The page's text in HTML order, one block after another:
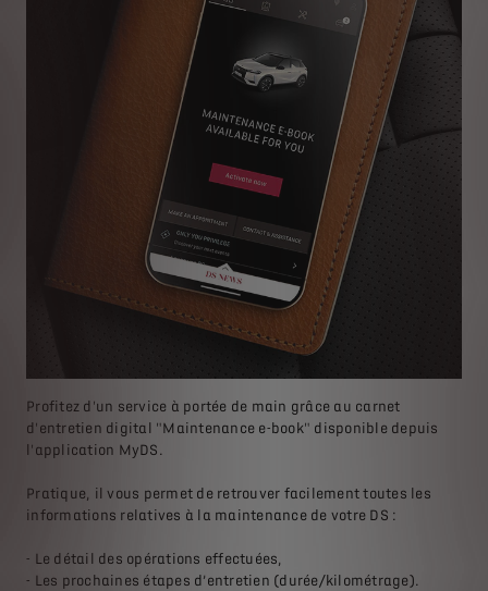
Profitez d'un service à portée de main grâce au carnet
d'entretien digital "Maintenance e-book" disponible depuis
l'application MyDS.
Pratique, il vous permet de retrouver facilement toutes les
informations relatives à la maintenance de votre DS :
- Le détail des opérations effectuées,
- Les prochaines étapes d’entretien (durée/kilométrage).